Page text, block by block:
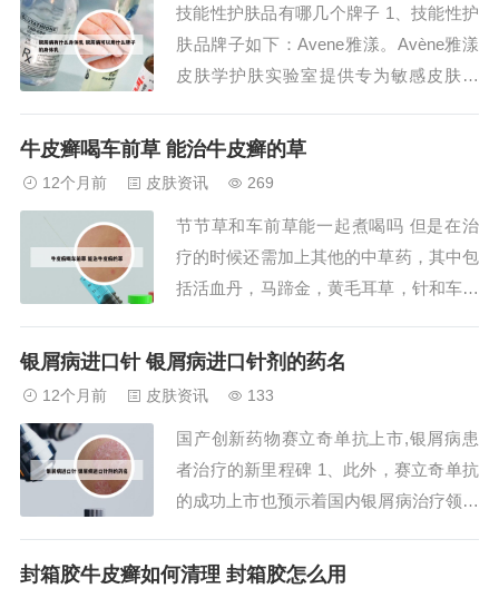
肤刺激：长期...
技能性护肤品有哪几个牌子 1、技能性护
肤品牌子如下：Avene雅漾。Avène雅漾
皮肤学护肤实验室提供专为敏感皮肤研
品。Avène雅漾活泉水蕴含独特的生物和
专注于皮肤屏障修护，由上海家化汇聚各
大...
牛皮癣喝车前草 能治牛皮癣的草
12个月前 皮肤资讯 269
节节草和车前草能一起煮喝吗 但是在治
疗的时候还需加上其他的中草药，其中包
括活血丹，马蹄金，黄毛耳草，针和车前
消除体内的炎症问题。看了一下文章，相
但是一定要合理的运用，才可以将它的效
果发挥得更好。...
银屑病进口针 银屑病进口针剂的药名
12个月前 皮肤资讯 133
国产创新药物赛立奇单抗上市,银屑病患
者治疗的新里程碑 1、此外，赛立奇单抗
的成功上市也预示着国内银屑病治疗领域
生物制剂药物上市，这些新型药物不仅有
封箱胶牛皮癣如何清理 封箱胶怎么用